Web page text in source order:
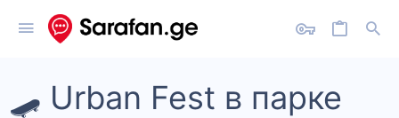
🛹 Urban Fest в парке